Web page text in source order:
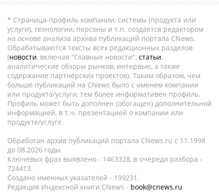
* Страница-профиль компании, системы (продукта или
услуги), технологии, персоны и т.п. создается редактором
на основе анализа архива публикаций портала CNews.
Обрабатываются тексты всех редакционных разделов
(новости, включая "Главные новости", статьи,
аналитические обзоры рынков, интервью, а также
содержание партнёрских проектов). Таким образом, чем
больше публикаций на CNews было с именем компании
или продукта/услуги, тем более информативен профиль.
Профиль может быть дополнен (обогащен) дополнительной
информацией, в т.ч. презентацией о компании или
продукте/услуге.
Обработан архив публикаций портала CNews.ru c 11.1998
до 08.2026 годы.
Ключевых фраз выявлено - 1463328, в очереди разбора -
724413.
Создано именных указателей - 199231.
Редакция Индексной книги CNews - book@cnews.ru